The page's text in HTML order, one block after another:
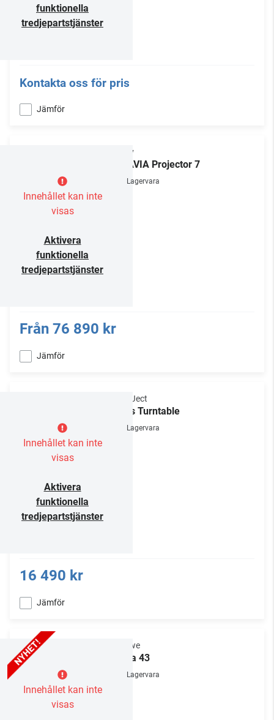
funktionella
tredjepartstjänster
Kontakta oss för pris
Jämför
Innehållet kan inte
visas
Aktivera
funktionella
tredjepartstjänster
Sony
BRAVIA Projector 7
Lagervara
Från 76 890 kr
Jämför
Innehållet kan inte
visas
Aktivera
funktionella
tredjepartstjänster
Pro-Ject
Elvis Turntable
Lagervara
16 490 kr
Jämför
Innehållet kan inte
visas
Loewe
vega 43
Lagervara